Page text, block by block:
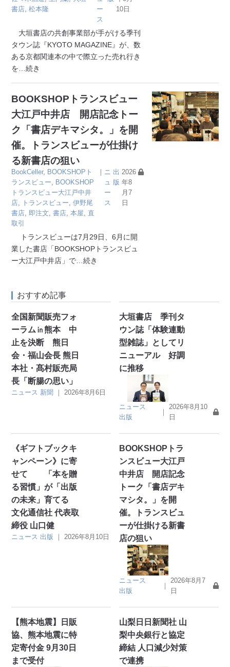
書店 ,松本隆
ー
ス
10日
大垣書店の共創事業部が手がける季刊
タウン誌『KYOTO MAGAZINE』が、数
ある京都関連本の中で際立った売れ行き
を …続き
BOOKSHOPトランスビュー
大江戸中井店 開店記念トー
ク「書店デキマシタ。」を開
催。トランスビューが仕掛け
る新書店の狙い
BookCeller, BOOKSHOPト
ランスビュー
BOOKSHOP
トランスビュー大江戸中井
店
トランスビュー ,伊野尾
書店 即注文 ,書店 ,本屋
直
取引
｜ ニ
ュ
ー
ス
出
版
2026
年8
月7
日
トランスビューは7月29日、6月に開
業した書店「BOOKSHOPトランスビュ
ー大江戸中井店」で …続き
おすすめ記事
全国新聞販売フォ
ーラム㏌熊本 中
止を決断 熊日
会・福山会長 熊日
本社・髙村販売局
長「断腸の思い」
ニュース 新聞 ｜ 2026年8月6日
大垣書店 季刊タ
ウン誌「体験連動
型雑誌」としてリ
ニューアル 好調
に推移
ニュース
出版
｜
2026年8月10
日
《ギフトブックキ
ャンペーン》に寄
せて 「本を贈
る習慣」が「出版
の未来」育てる
文化通信社 代表取
締役 山口健
ニュース 出版 ｜ 2026年8月10日
BOOKSHOPトラ
ンスビュー大江戸
中井店 開店記念
トーク「書店デキ
マシタ。」を開
催。トランスビュ
ーが仕掛ける新書
店の狙い
ニュース
出版
｜
2026年8月7
日
【熊本地震】日販
協、熊本地震に特
定寄付金 9月30日
まで受付
山梨日日新聞社 山
梨中央銀行と協定
締結 人口減少対策
で連携